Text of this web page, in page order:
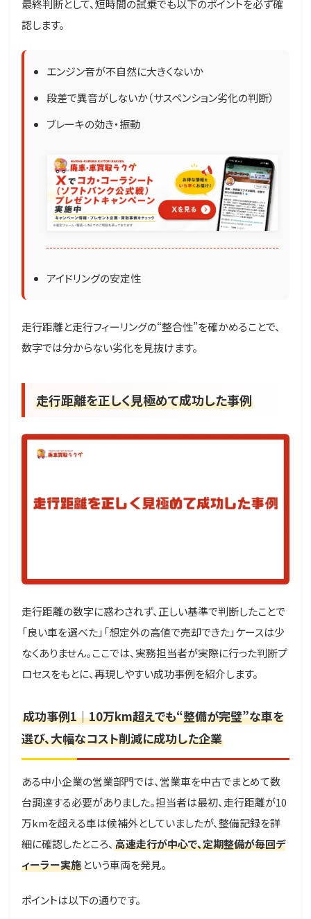
最終判断として、短時間の試乗でも以下のポイントを必ず確
認します。
エンジン音が不自然に大きくないか
段差で異音がしないか（サスペンション劣化の判断）
ブレーキの効き・振動
アイドリングの安定性
走行距離と走行フィーリングの“整合性”を確かめることで、
数字では分からない劣化を見抜けます。
走行距離を正しく見極めて成功した事例
走行距離の数字に惑わされず、正しい基準で判断したことで
「良い車を選べた」「想定外の高値で売却できた」ケースは少
なくありません。ここでは、実務担当者が実際に行った判断プ
ロセスをもとに、再現しやすい成功事例を紹介します。
成功事例1｜10万km超えでも“整備が完璧”な車を
選び、大幅なコスト削減に成功した企業
ある中小企業の営業部門では、営業車を中古でまとめて数
台調達する必要がありました。担当者は最初、走行距離が10
万kmを超える車は候補外としていましたが、整備記録を詳
細に確認したところ、 高速走行が中心で、定期整備が毎回デ
ィーラー実施 という車両を発見。
ポイントは以下の通りです。